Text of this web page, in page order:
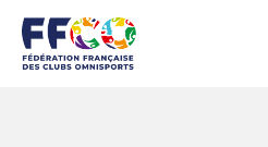
contenu